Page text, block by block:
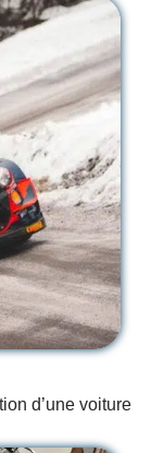
d’une voiture